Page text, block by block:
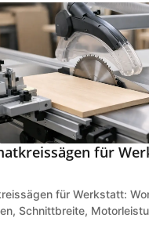
für
für Werkstatt:
Schnittbreite,